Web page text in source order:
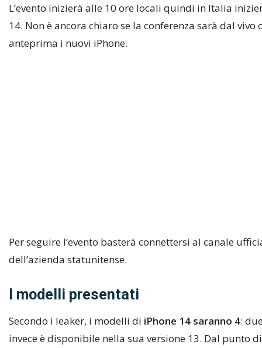
L’evento inizierà alle 10 ore locali quindi in Italia
14. Non è ancora chiaro se la conferenza sarà dal
anteprima i nuovi iPhone.
Per seguire l’evento basterà connettersi al canale
dell’azienda statunitense.
I modelli presentati
Secondo i leaker, i modelli di iPhone 14 saranno 4:
invece è disponibile nella sua versione 13. Dal punto